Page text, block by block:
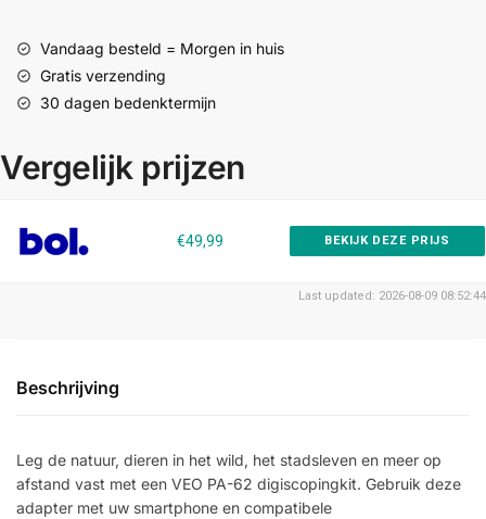
Vandaag besteld = Morgen in huis
Gratis verzending
30 dagen bedenktermijn
Vergelijk prijzen
€49,99 BEKIJK DEZE PRIJS
Last updated: 2026-08-09 08:52:44
Beschrijving
Leg de natuur, dieren in het wild, het stadsleven en meer op
afstand vast met een VEO PA-62 digiscopingkit. Gebruik deze
adapter met uw smartphone en compatibele